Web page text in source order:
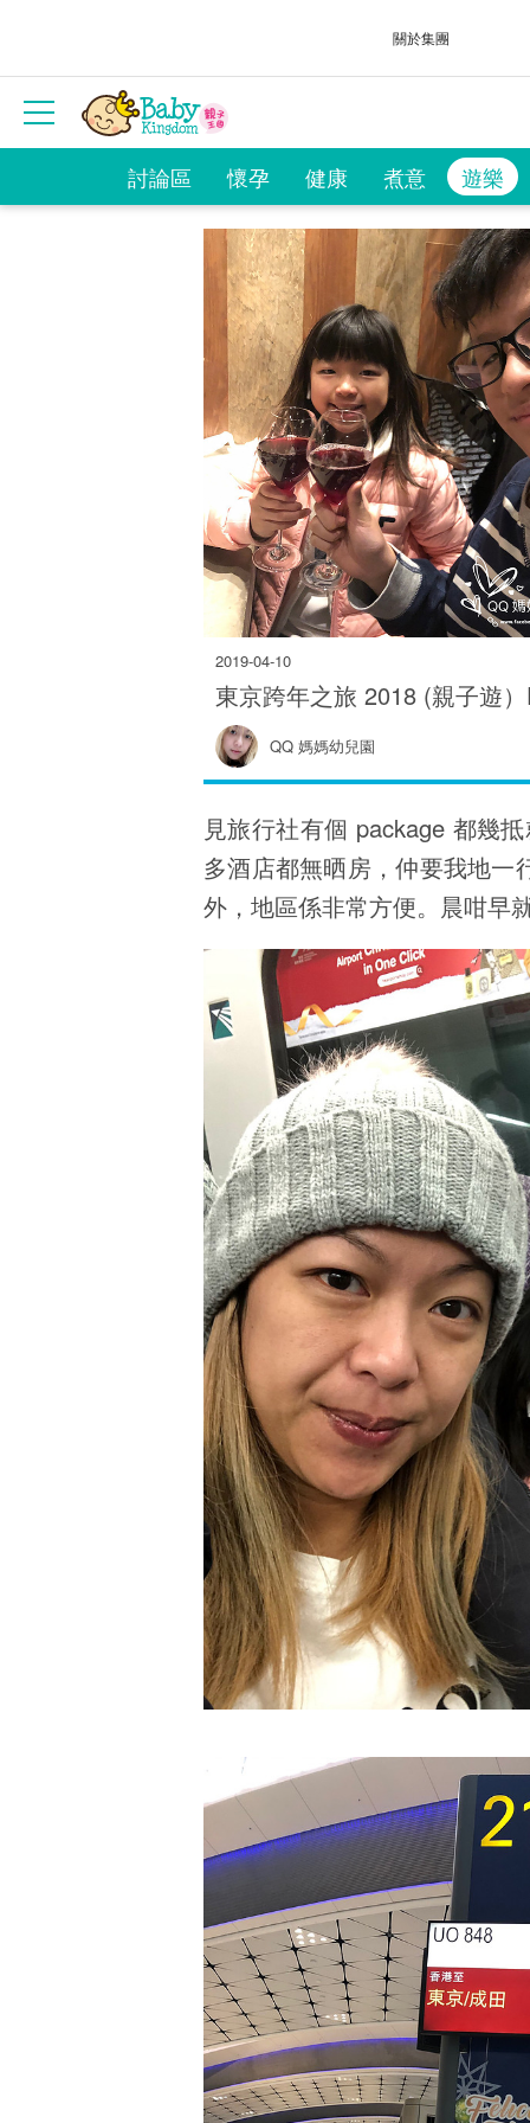
關於集團
討論區 懷孕 健康 煮意 遊樂
2019-04-10
東京跨年之旅 2018 (親子遊
QQ 媽媽幼兒園
見旅行社有個 package 都幾
多酒店都無晒房，仲要我地一
外，地區係非常方便。晨咁早